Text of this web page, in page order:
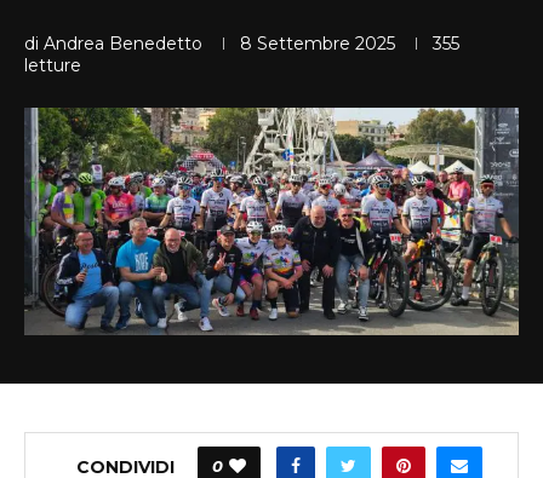
di Andrea Benedetto 8 Settembre 2025
355
letture
CONDIVIDI 0